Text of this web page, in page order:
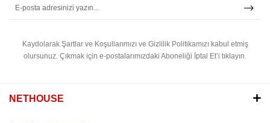
Kaydolarak Şartlar ve Koşullarımızı ve Gizlilik Politikamızı kabul etmiş
olursunuz. Çıkmak için e-postalarımızdaki Aboneliği İptal Et’i tıklayın.
NETHOUSE